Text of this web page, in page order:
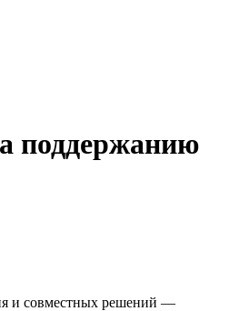
поддержанию
и совместных решений —